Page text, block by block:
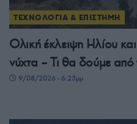
ΤΕΧΝΟΛΟΓΙΑ & ΕΠΙΣΤΗΜΗ
Ολική έκλειψη Ηλίου
νύχτα – Τι θα δούμε
9/08/2026 - 6:25μμ